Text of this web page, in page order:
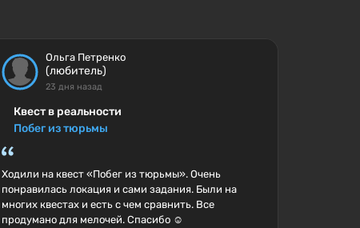
Ольга Петренко
(любитель)
23 дня назад
Квест в реальности
Побег из тюрьмы
Ходили на квест «Побег из тюрьмы». Очень
понравилась локация и сами задания. Были на
многих квестах и есть с чем сравнить. Все
продумано для мелочей. Спасибо ☺️